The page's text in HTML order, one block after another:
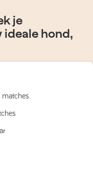
je
hond,
matches